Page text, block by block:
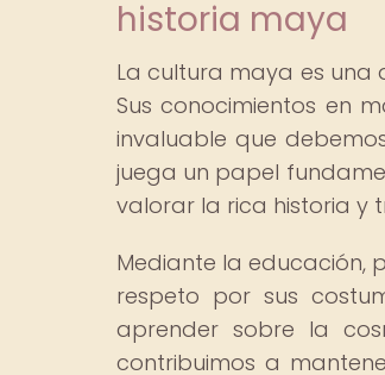
historia maya
La cultura maya es una
Sus conocimientos en
invaluable que
juega un papel
valorar la rica historia y
Mediante la educación,
respeto por sus
aprender sobre la
contribuimos a